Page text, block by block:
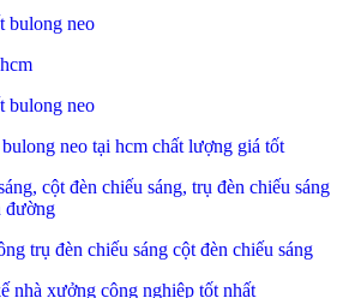
neo tại hcm chất lượng giá tốt
trụ đèn chiếu sáng cột đèn chiếu sáng